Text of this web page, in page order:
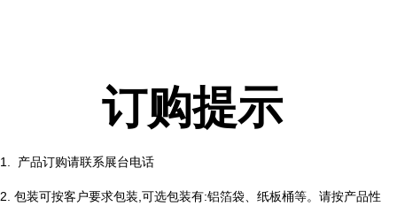
订购提示
1. 产品订购请联系展台电话
2. 包装可按客户要求包装,可选包装有:铝箔袋、纸板桶等。请按产品性